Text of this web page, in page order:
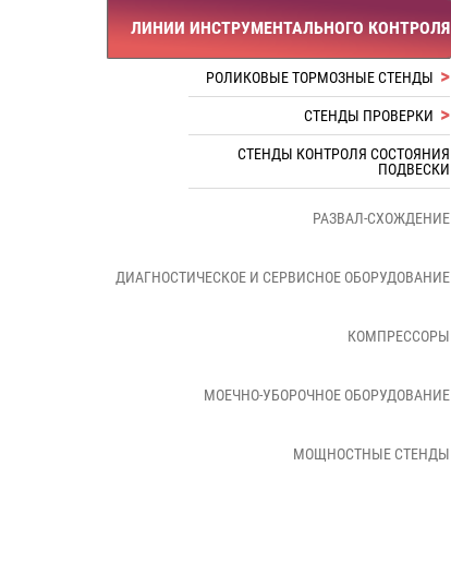
ЛИНИИ ИНСТРУМЕНТАЛЬНОГО КОНТРОЛЯ
РОЛИКОВЫЕ ТОРМОЗНЫЕ СТЕНДЫ
СТЕНДЫ ПРОВЕРКИ
СТЕНДЫ КОНТРОЛЯ СОСТОЯНИЯ
ПОДВЕСКИ
РАЗВАЛ-СХОЖДЕНИЕ
ДИАГНОСТИЧЕСКОЕ И СЕРВИСНОЕ ОБОРУДОВАНИЕ
КОМПРЕССОРЫ
МОЕЧНО-УБОРОЧНОЕ ОБОРУДОВАНИЕ
МОЩНОСТНЫЕ СТЕНДЫ